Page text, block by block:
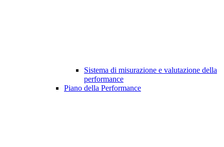
Sistema di misurazione e valutazione della
performance
Piano della Performance